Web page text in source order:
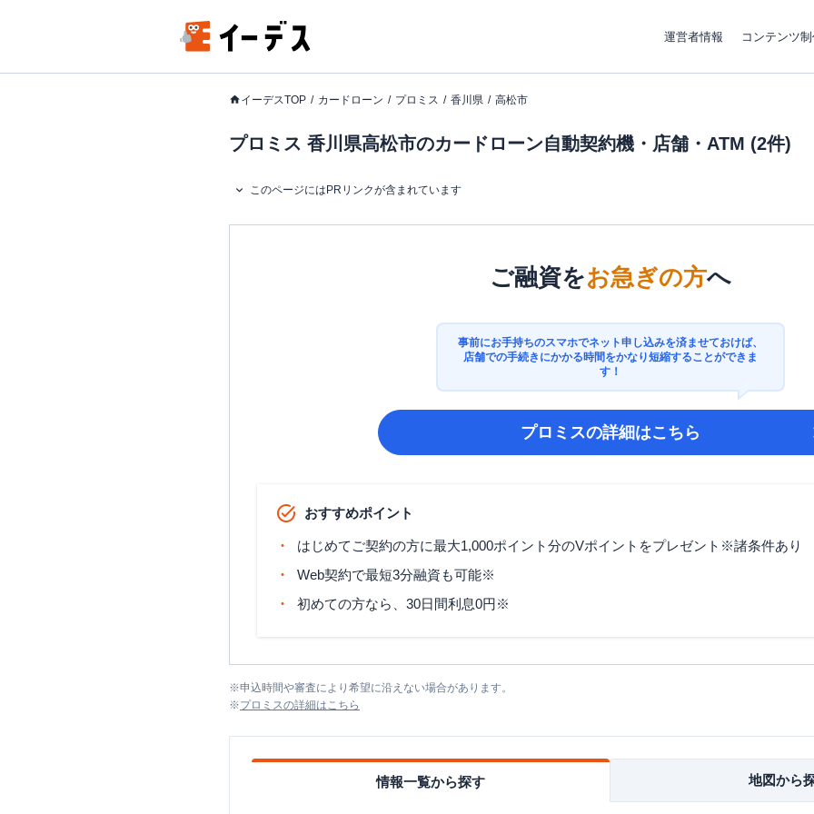
運営者情報 コンテンツ
イーデスTOP カードローン プロミス 香川県 高松市
プロミス 香川県高松市のカードローン自動契約機・店舗・ATM (2件)
このページにはPRリンクが含まれています
ご融資をお急ぎの方へ
事前にお手持ちのスマホでネット申し込みを済ませておけば、
店舗での手続きにかかる時間をかなり短縮することができま
す！
プロミスの詳細はこちら
おすすめポイント
はじめてご契約の方に最大1,000ポイント分のVポイントをプレゼント※諸条件あり
Web契約で最短3分融資も可能※
初めての方なら、30日間利息0円※
※申込時間や審査により希望に沿えない場合があります。
※プロミスの詳細はこちら
情報一覧から探す 地図から